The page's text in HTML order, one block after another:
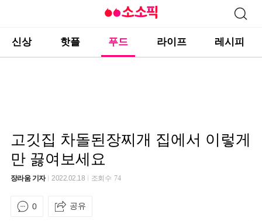
신상 핫플 푸드 라이프 레시피
고깃집 차돌된장찌개 집에서 이렇게
만 끓여보세요
장라움 기자 2022.02.18 조회수 74
0 공유